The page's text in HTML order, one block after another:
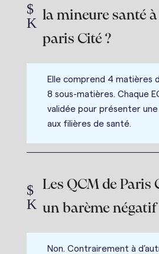
la mineure santé
paris Cité ?
$
K
Elle comprend 4 matières
8 sous-matières. Chaque
validée pour présenter
aux filières de santé.
Les QCM de Paris
un barème négatif
$
K
Non. Contrairement à